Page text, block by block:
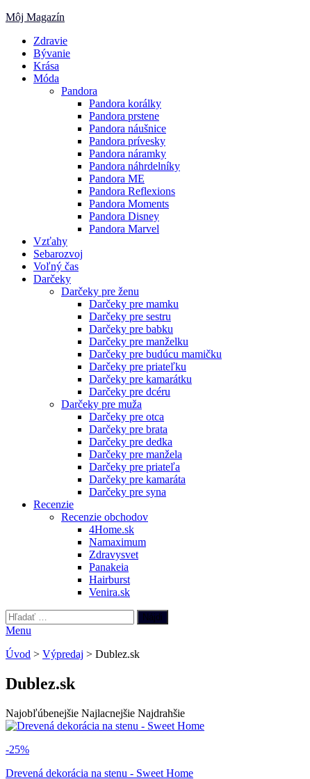
Skip
content
Môj Magazín
Zdravie
Bývanie
Krása
Móda
Pandora
Pandora korálky
Pandora prstene
Pandora náušnice
Pandora prívesky
Pandora náramky
Pandora náhrdelníky
Pandora ME
Pandora Reflexions
Pandora Moments
Pandora Disney
Pandora Marvel
Vzťahy
Sebarozvoj
Voľný čas
Darčeky
Darčeky pre ženu
Darčeky pre mamku
Darčeky pre sestru
Darčeky pre babku
Darčeky pre manželku
Darčeky pre budúcu mamičku
Darčeky pre priateľku
Darčeky pre kamarátku
Darčeky pre dcéru
Darčeky pre muža
Darčeky pre otca
Darčeky pre brata
Darčeky pre dedka
Darčeky pre manžela
Darčeky pre priateľa
Darčeky pre kamaráta
Darčeky pre syna
Recenzie
Recenzie obchodov
4Home.sk
Namaximum
Zdravysvet
Panakeia
Hairburst
Venira.sk
Hľadať:
Menu
Úvod > Výpredaj > Dublez.sk
Dublez.sk
Najobľúbenejšie Najlacnejšie Najdrahšie
-25%
Drevená dekorácia na stenu - Sweet Home